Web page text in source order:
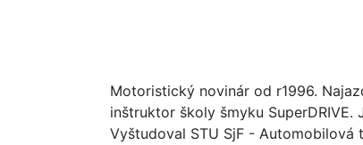
Motoristický novinár od r1996.
inštruktor školy šmyku
Vyštudoval STU SjF -